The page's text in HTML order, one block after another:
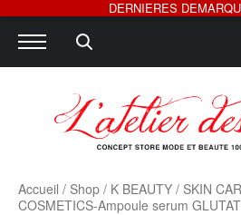
Accueil / Shop / K BEAUTY / SKIN
COSMETICS-Ampoule serum
DERNIERES